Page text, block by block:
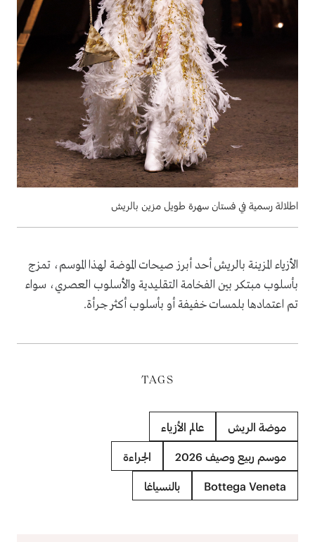
اطلالة رسمية في فستان سهرة طويل مزين بالريش
الأزياء المزينة بالريش أحد أبرز صيحات الموضة لهذا الموسم، تمزج
بأسلوب مبتكر بين الفخامة التقليدية والأسلوب العصري، سواء
تم اعتمادها بلمسات خفيفة أو بأسلوب أكثر جرأة.
TAGS
موضة الريش عالم الأزياء
موسم ربيع وصيف 2026 الجراءة
Bottega Veneta بالنسياغا